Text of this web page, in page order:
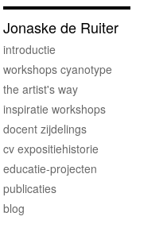
Jonaske de Ruiter
introductie
workshops cyanotype
the artist's way
inspiratie workshops
docent zijdelings
cv expositiehistorie
educatie-projecten
publicaties
blog